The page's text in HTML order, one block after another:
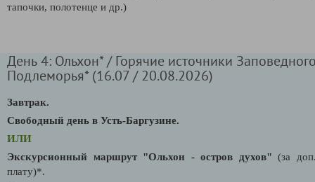
тапочки, полотенце и др.)
День 4: Ольхон* / Горячие источники
Подлеморья* (16.07 / 20.08.2026)
Завтрак.
Свободный день в Усть-Баргузине.
ИЛИ
Экскурсионный маршрут "Ольхон - остров духов"(за
плату)*.